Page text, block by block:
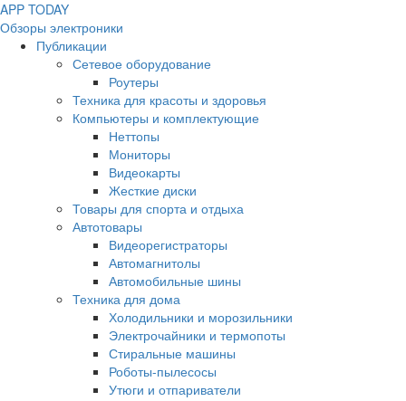
APP TODAY
Обзоры электроники
Публикации
Сетевое оборудование
Роутеры
Техника для красоты и здоровья
Компьютеры и комплектующие
Неттопы
Мониторы
Видеокарты
Жесткие диски
Товары для спорта и отдыха
Автотовары
Видеорегистраторы
Автомагнитолы
Автомобильные шины
Техника для дома
Холодильники и морозильники
Электрочайники и термопоты
Стиральные машины
Роботы-пылесосы
Утюги и отпариватели